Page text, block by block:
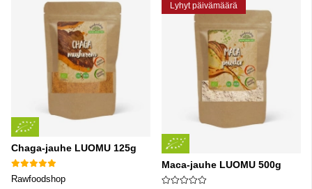
Chaga-jauhe LUOMU 125g
Rawfoodshop
Lyhyt päivämäärä
Maca-jauhe LUOMU 500g